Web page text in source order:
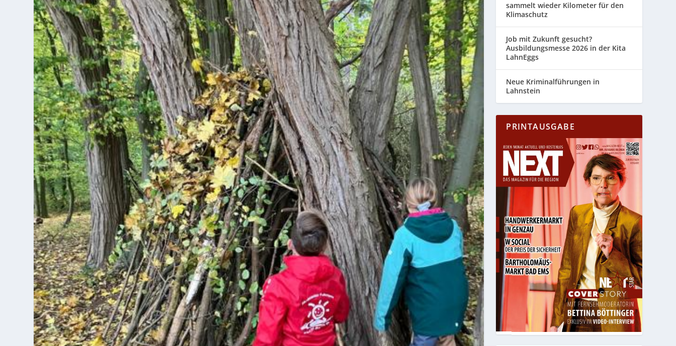
sammelt wieder Kilometer für den
Klimaschutz
Job mit Zukunft gesucht?
Ausbildungsmesse 2026 in der Kita
LahnEggs
Neue Kriminalführungen in
Lahnstein
PRINTAUSGABE